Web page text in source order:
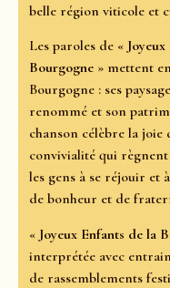
belle région viticole et
Les paroles de «
Bourgogne » mettent
Bourgogne : ses
renommé et son
chanson célèbre la joie
convivialité qui
les gens à se réjouir et
de bonheur et de
« Joyeux Enfants de la
interprétée avec
de rassemblements